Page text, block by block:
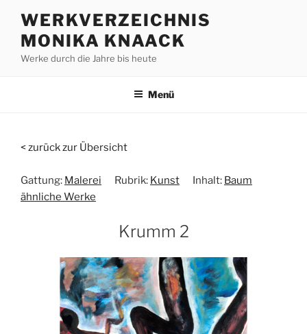
Inhalt
springen
WERKVERZEICHNIS
MONIKA KNAACK
Werke durch die Jahre bis heute
Menü
< zurück zur Übersicht
Gattung: Malerei Rubrik: Kunst Inhalt: Baum
ähnliche Werke
Krumm 2